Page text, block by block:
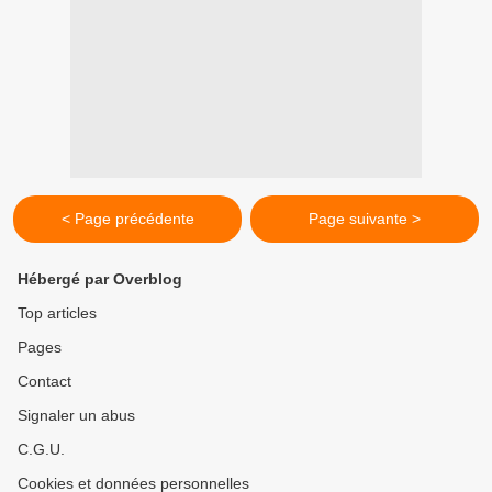
< Page précédente Page suivante >
Hébergé par Overblog
Top articles
Pages
Contact
Signaler un abus
C.G.U.
Cookies et données personnelles